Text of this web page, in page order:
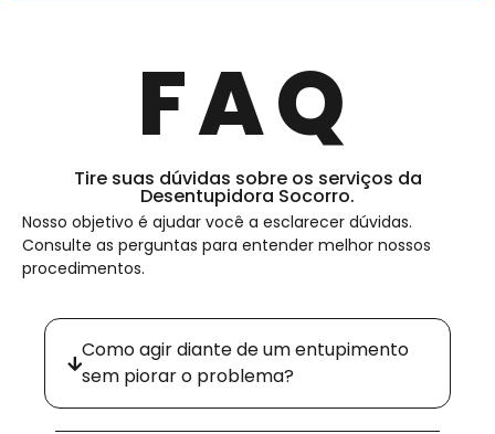
FAQ
Tire suas dúvidas sobre os serviços da
Desentupidora Socorro.
Nosso objetivo é ajudar você a esclarecer dúvidas.
Consulte as perguntas para entender melhor nossos
procedimentos.
Como agir diante de um entupimento
sem piorar o problema?